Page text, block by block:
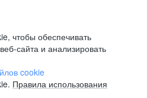
чтобы обеспечивать
сайта и анализировать
cookie
Правила использования